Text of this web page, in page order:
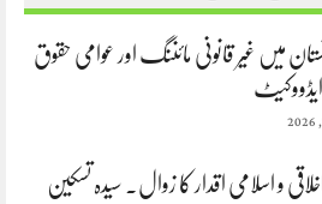
میں غیر قانونی مائننگ اور عوامی حقوق
و اسلامی اقدار کا زوال. سیدہ تسکین